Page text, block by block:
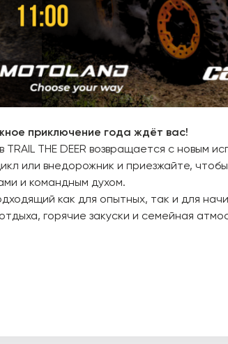
приключение года ждёт вас!
THE DEER возвращается с новым
или внедорожник и приезжайте,
и командным духом.
как для опытных, так и для
горячие закуски и семейная